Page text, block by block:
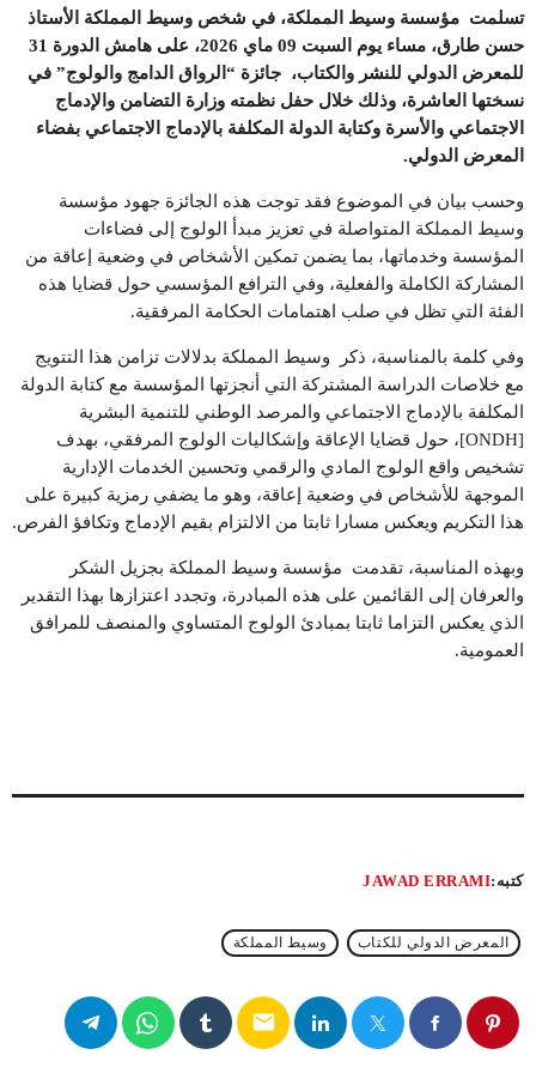
تسلمت مؤسسة وسيط المملكة، في شخص وسيط المملكة الأستاذ
حسن طارق، مساء يوم السبت 09 ماي 2026، على هامش الدورة 31
للمعرض الدولي للنشر والكتاب، جائزة “الرواق الدامج والولوج” في
نسختها العاشرة، وذلك خلال حفل نظمته وزارة التضامن والإدماج
الاجتماعي والأسرة وكتابة الدولة المكلفة بالإدماج الاجتماعي بفضاء
المعرض الدولي.
وحسب بيان في الموضوع فقد توجت هذه الجائزة جهود مؤسسة
وسيط المملكة المتواصلة في تعزيز مبدأ الولوج إلى فضاءات
المؤسسة وخدماتها، بما يضمن تمكين الأشخاص في وضعية إعاقة من
المشاركة الكاملة والفعلية، وفي الترافع المؤسسي حول قضايا هذه
الفئة التي تظل في صلب اهتمامات الحكامة المرفقية.
وفي كلمة بالمناسبة، ذكر وسيط المملكة بدلالات تزامن هذا التتويج
مع خلاصات الدراسة المشتركة التي أنجزتها المؤسسة مع كتابة الدولة
المكلفة بالإدماج الاجتماعي والمرصد الوطني للتنمية البشرية
[ONDH]، حول قضايا الإعاقة وإشكاليات الولوج المرفقي، بهدف
تشخيص واقع الولوج المادي والرقمي وتحسين الخدمات الإدارية
الموجهة للأشخاص في وضعية إعاقة، وهو ما يضفي رمزية كبيرة على
هذا التكريم ويعكس مسارا ثابتا من الالتزام بقيم الإدماج وتكافؤ الفرص.
وبهذه المناسبة، تقدمت مؤسسة وسيط المملكة بجزيل الشكر
والعرفان إلى القائمين على هذه المبادرة، وتجدد اعتزازها بهذا التقدير
الذي يعكس التزاما ثابتا بمبادئ الولوج المتساوي والمنصف للمرافق
العمومية.
كتبه:JAWAD ERRAMI
المعرض الدولي للكتاب وسيط المملكة
email